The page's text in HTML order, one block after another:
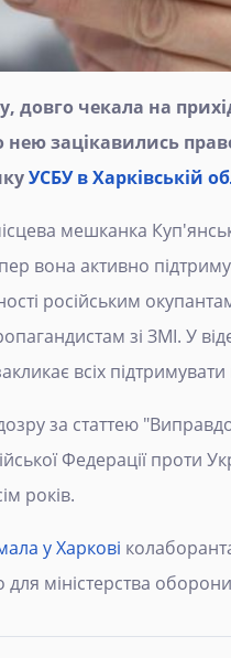
чекала на
зацікавились
УСБУ в Харківській
мешканка
вона активно
російським
зі ЗМІ. У
всіх
за статтею
Федерації проти
років.
у Харкові
для міністерства